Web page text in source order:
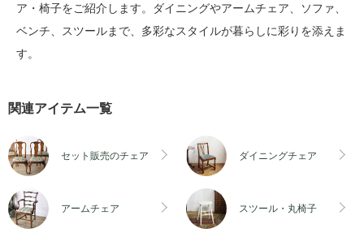
ア・椅子をご紹介します。ダイニングやアームチェア、ソファ、
ベンチ、スツールまで、多彩なスタイルが暮らしに彩りを添えま
す。
関連アイテム一覧
アンティークセット販売のチェア
セット販売のチェア
アンティークダイニングチェア
ダイニングチェア
アンティークアームチェア
アームチェア
アンティークスツール・丸椅子
スツール・丸椅子